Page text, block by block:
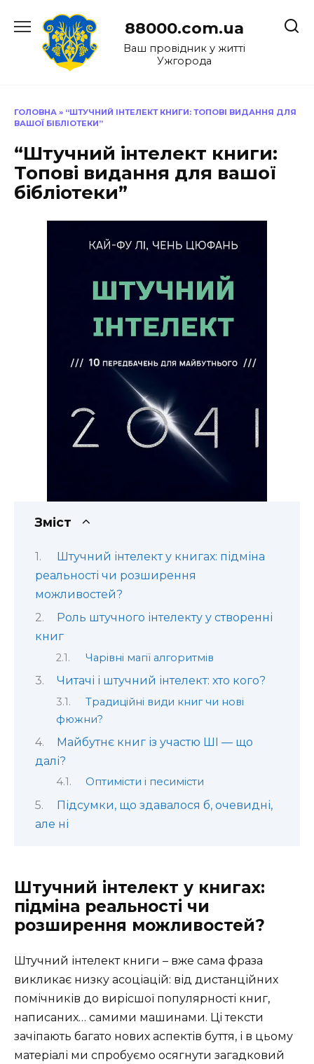
до
88000.com.ua
Ваш провідник у житті
Ужгорода
ГОЛОВНА » “ШТУЧНИЙ ІНТЕЛЕКТ КНИГИ: ТОПОВІ ВИДАННЯ ДЛЯ
ВАШОЇ БІБЛІОТЕКИ”
“Штучний інтелект книги:
Топові видання для вашої
бібліотеки”
Зміст
Штучний інтелект у книгах: підміна
реальності чи розширення
можливостей?
Роль штучного інтелекту у створенні
книг
Чарівні магії алгоритмів
Читачі і штучний інтелект: хто кого?
Традиційні види книг чи нові
фюжни?
Майбутнє книг із участю ШІ — що
далі?
Оптимісти і песимісти
Підсумки, що здавалося б, очевидні,
але ні
Штучний інтелект у книгах:
підміна реальності чи
розширення можливостей?
Штучний інтелект книги – вже сама фраза
викликає низку асоціацій: від дистанційних
помічників до вирісшої популярності книг,
написаних… самими машинами. Ці тексти
зачіпають багато нових аспектів буття, і в цьому
матеріалі ми спробуємо осягнути загадковий